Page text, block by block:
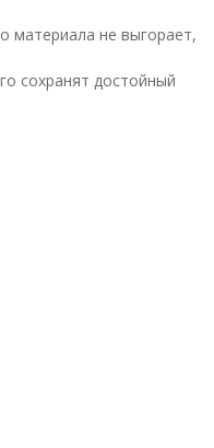
материала не выгорает,
сохранят достойный